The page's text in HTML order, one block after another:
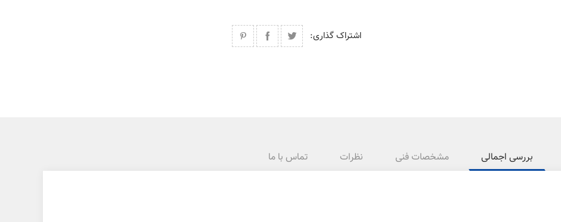
اشتراک گذاری:
بررسی اجمالی مشخصات فنی نظرات تماس با ما